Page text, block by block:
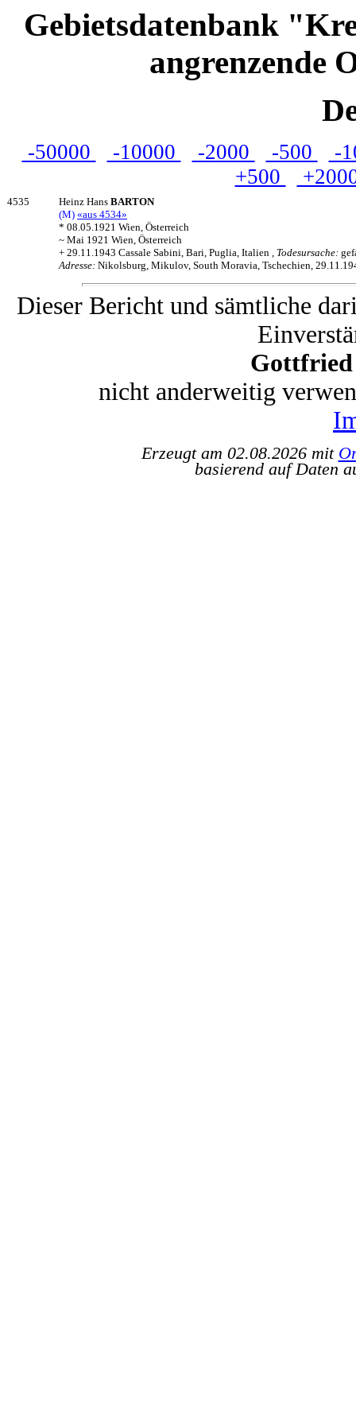
Gebietsdatenbank
angrenzende
-50000 -10000 -2000 -500
-
+500
4535 Heinz Hans BARTON
(M) «aus 4534»
* 08.05.1921 Wien, Österreich
~ Mai 1921 Wien, Österreich
+ 29.11.1943 Cassale Sabini, Bari, Puglia, Italien , Todesursache:
Adresse: Nikolsburg, Mikulov, South Moravia, Tschechien,
Dieser Bericht und sämtliche
Gottfried
nicht anderweitig
Erzeugt am 02.08.2026 mit
basierend auf Daten